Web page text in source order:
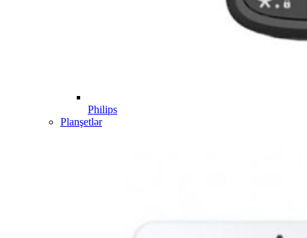
Philips
Planşetlər